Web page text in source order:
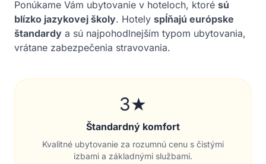
Ponúkame Vám ubytovanie v hoteloch, ktoré sú
blízko jazykovej školy. Hotely spĺňajú európske
štandardy a sú najpohodlnejším typom ubytovania,
vrátane zabezpečenia stravovania.
3★
Štandardný komfort
Kvalitné ubytovanie za rozumnú cenu s čistými
izbami a základnými službami.